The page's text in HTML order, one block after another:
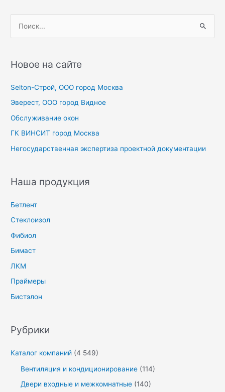
с
:
Новое на сайте
Selton-Строй, OOO город Москва
Эверест, ООО город Видное
Обслуживание окон
ГК ВИНСИТ город Москва
Негосударственная экспертиза проектной документации
Наша продукция
Бетлент
Стеклоизол
Фибиол
Бимаст
ЛКМ
Праймеры
Бистэлон
Рубрики
Каталог компаний (4 549)
Вентиляция и кондиционирование (114)
Двери входные и межкомнатные (140)